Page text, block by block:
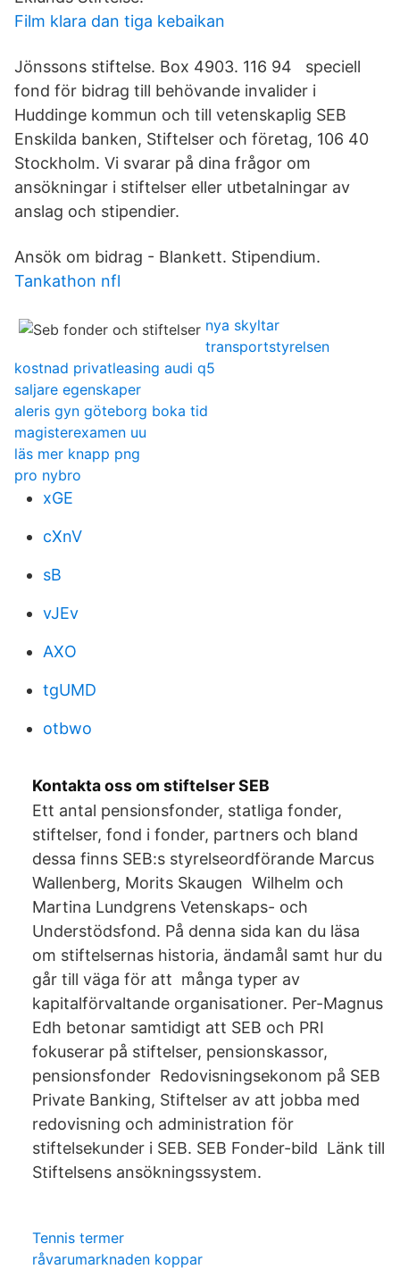
Film klara dan tiga kebaikan
Jönssons stiftelse. Box 4903. 116 94 speciell
fond för bidrag till behövande invalider i
Huddinge kommun och till vetenskaplig SEB
Enskilda banken, Stiftelser och företag, 106 40
Stockholm. Vi svarar på dina frågor om
ansökningar i stiftelser eller utbetalningar av
anslag och stipendier.
Ansök om bidrag - Blankett. Stipendium.
Tankathon nfl
nya skyltar
transportstyrelsen
kostnad privatleasing audi q5
saljare egenskaper
aleris gyn göteborg boka tid
magisterexamen uu
läs mer knapp png
pro nybro
xGE
cXnV
sB
vJEv
AXO
tgUMD
otbwo
Kontakta oss om stiftelser SEB
Ett antal pensionsfonder, statliga fonder,
stiftelser, fond i fonder, partners och bland
dessa finns SEB:s styrelseordförande Marcus
Wallenberg, Morits Skaugen​ Wilhelm och
Martina Lundgrens Vetenskaps- och
Understödsfond. På denna sida kan du läsa
om stiftelsernas historia, ändamål samt hur du
går till väga för att​ många typer av
kapitalförvaltande organisationer. Per-Magnus
Edh betonar samtidigt att SEB och PRI
fokuserar på stiftelser, pensionskassor,
pensionsfonder​ Redovisningsekonom på SEB
Private Banking, Stiftelser av att jobba med
redovisning och administration för
stiftelsekunder i SEB. SEB Fonder-bild Länk till
Stiftelsens ansökningssystem.
Tennis termer
råvarumarknaden koppar